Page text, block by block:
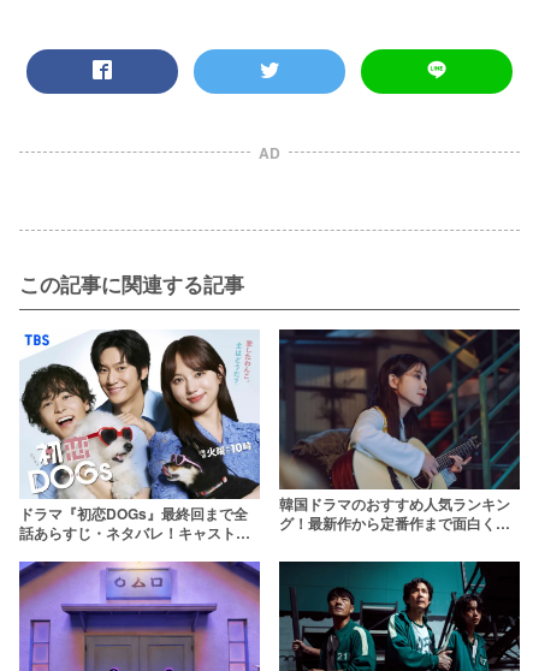
AD
この記事に関連する記事
ドラマ『初恋DOGs』最終回まで全
話あらすじ・ネタバレ！キャストや
韓国ドラマのおすすめ人気ランキン
グ！最新作から定番作まで面白くて